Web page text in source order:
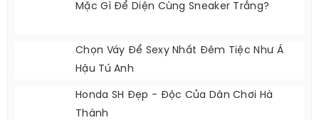
Mặc Gì Để Diện Cùng Sneaker Trắng?
Chọn Váy Để Sexy Nhất Đêm Tiệc Như Á
Hậu Tú Anh
Honda SH Đẹp - Độc Của Dân Chơi Hà
Thành